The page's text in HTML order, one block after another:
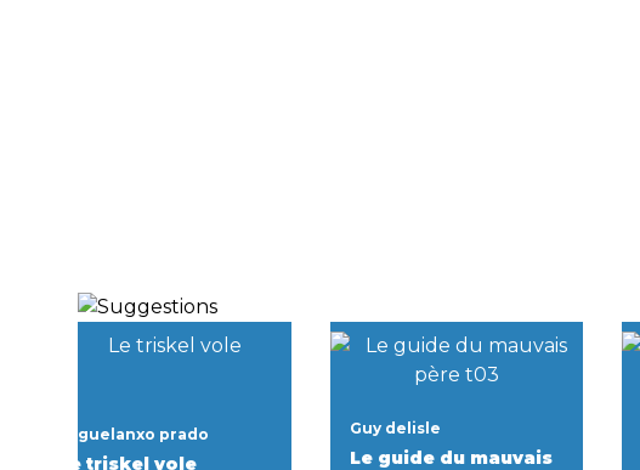
Miguelanxo prado
Le triskel vole
Guy delisle
Le guide du mauvais